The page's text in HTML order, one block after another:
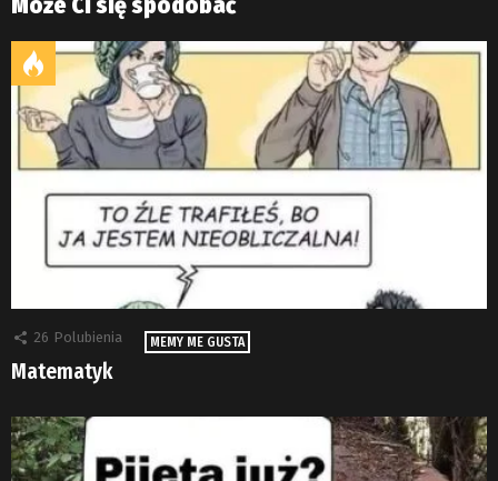
26 Polubienia MEMY ME GUSTA
Matematyk